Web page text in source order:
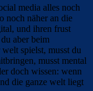
media alles noch
noch näher an die
und ihren frust
aber beim
spielst, musst du
musst mental
doch wissen: wenn
die ganze welt liegt